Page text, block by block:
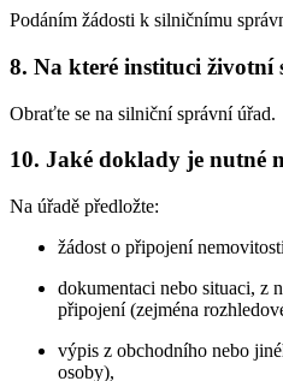
Podáním žádosti k silničnímu
8. Na které instituci životní
Obraťte se na silniční správní úřad.
10. Jaké doklady je nutné
Na úřadě předložte:
žádost o připojení
dokumentaci nebo situaci, z
připojení (zejména
výpis z obchodního nebo
osoby),